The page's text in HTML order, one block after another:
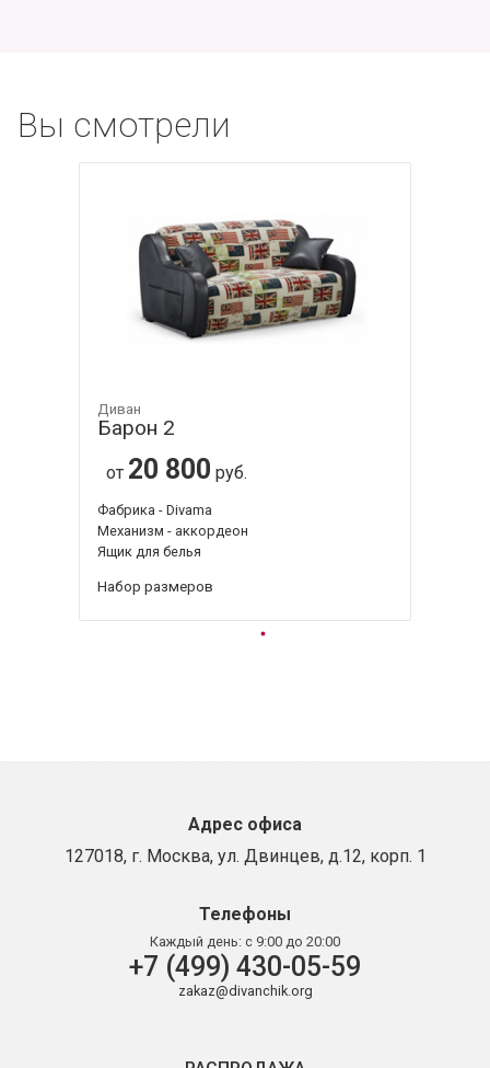
Вы смотрели
Диван
Барон 2
от 20 800 руб.
Фабрика - Divama
Механизм - аккордеон
Ящик для белья
Набор размеров
Адрес офиса
127018, г. Москва, ул. Двинцев, д.12, корп. 1
Телефоны
Каждый день: с 9:00 до 20:00
+7 (499) 430-05-59
zakaz@divanchik.org